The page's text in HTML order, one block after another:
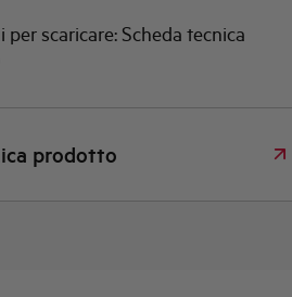
per scaricare: Scheda tecnica
prodotto